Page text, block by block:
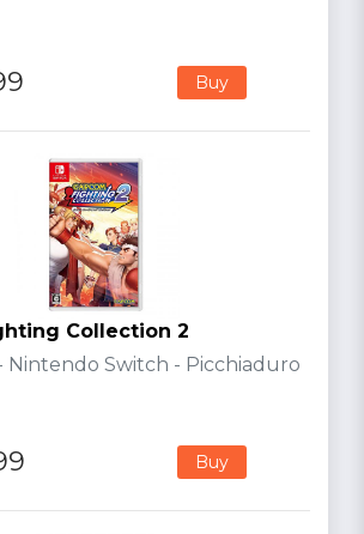
Buy
Collection 2
Nintendo Switch - Picchiaduro
Buy